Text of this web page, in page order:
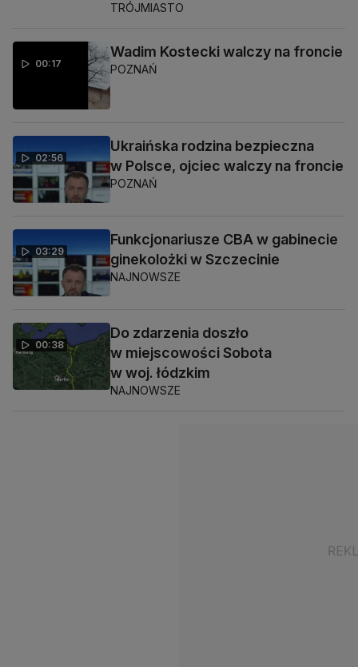
TRÓJMIASTO
00:17
Wadim Kostecki walczy na froncie
POZNAŃ
02:56
Ukraińska rodzina bezpieczna
w Polsce, ojciec walczy na froncie
POZNAŃ
03:29
Funkcjonariusze CBA w gabinecie
ginekolożki w Szczecinie
NAJNOWSZE
00:38
Do zdarzenia doszło
w miejscowości Sobota
w woj. łódzkim
NAJNOWSZE